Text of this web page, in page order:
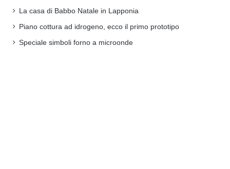
La casa di Babbo Natale in Lapponia
Piano cottura ad idrogeno, ecco il primo prototipo
Speciale simboli forno a microonde